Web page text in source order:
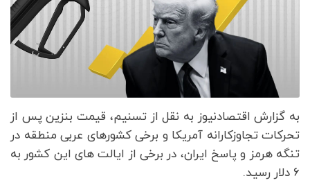
به گزارش اقتصادنیوز به نقل از تسنیم، قیمت بنزین پس از
تحرکات تجاوزکارانه آمریکا و برخی کشورهای عربی منطقه در
تنگه هرمز و پاسخ ایران، در برخی از ایالت های این کشور به
۶ دلار رسید.